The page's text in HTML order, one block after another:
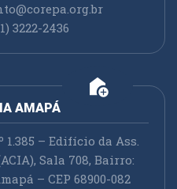
3222-2436
add_home
AMAPÁ
1.385 – Edifício da Ass.
Sala 708, Bairro:
– CEP 68900-082